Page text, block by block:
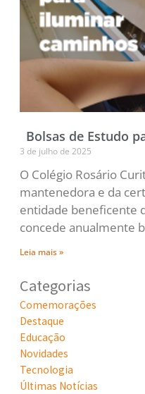
Bolsas de Estudo
3 de julho de 2025
O Colégio Rosário
mantenedora e da
entidade beneficente
concede anualmente
Leia mais »
Categorias
Comemorações
Destaque
Educação
Novidades
Tecnologia
Últimas Notícias